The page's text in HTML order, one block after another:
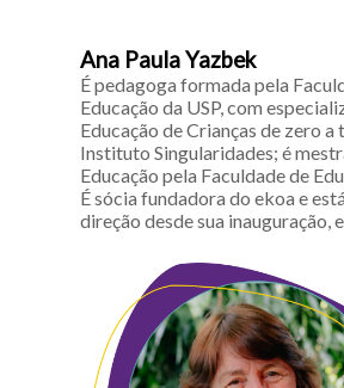
Ana Paula Yazbek
É pedagoga formada pela
Educação da USP, com
Educação de Crianças de zero a
Instituto Singularidades; é
Educação pela Faculdade de
É sócia fundadora do ekoa e
direção desde sua inauguração,